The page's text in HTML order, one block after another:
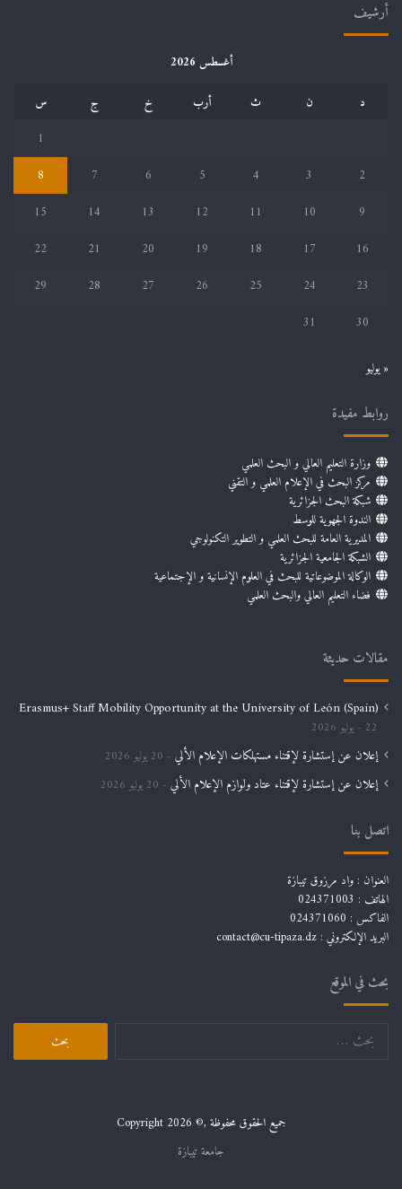
أرشيف
أغسطس 2026
د
ن ث أرب خ ج
س
1
2
3
4
5
6
7
8
9
10
11
12
13
14
15
16
17
18
19
20
21
22
23
24
25
26
27
28
29
30
31
« يوليو
روابط مفيدة
وزارة التعليم العالي و البحث العلمي
مركز البحث في الإعلام العلمي و التقني
شبكة البحث الجزائرية
الندوة الجهوية للوسط
المديرية العامة للبحث العلمي و التطوير التكنولوجي
الشبكة الجامعية الجزائرية
الوكالة الموضوعاتية للبحث في العلوم الإنسانية و الإجتماعية
فضاء التعليم العالي والبحث العلمي
مقالات حديثة
Erasmus+ Staff Mobility Opportunity at the University of León (Spain)
22 يوليو 2026
إعلان عن إستشارة لإقتناء مستهلكات الإعلام الألي 20 يوليو 2026
إعلان عن إستشارة لإقتناء عتاد ولوازم الإعلام الألي 20 يوليو 2026
اتصل بنا
العنوان : واد مرزوق تيبازة
الهاتف : 024371003
الفاكس : 024371060
البريد الإلكتروني : contact@cu-tipaza.dz
بحث في الموقع
البحث
جميع الحقوق محفوظة ,© Copyright 2026
جامعة تيبازة